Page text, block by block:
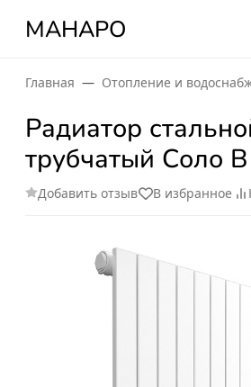
МАНАРО
Главная Отопление и
Радиатор
трубчатый Соло
Добавить отзыв В избранное